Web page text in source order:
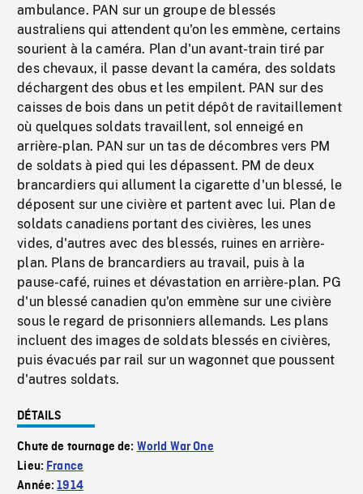
ambulance. PAN sur un groupe de blessés
australiens qui attendent qu'on les emmène, certains
sourient à la caméra. Plan d'un avant-train tiré par
des chevaux, il passe devant la caméra, des soldats
déchargent des obus et les empilent. PAN sur des
caisses de bois dans un petit dépôt de ravitaillement
où quelques soldats travaillent, sol enneigé en
arrière-plan. PAN sur un tas de décombres vers PM
de soldats à pied qui les dépassent. PM de deux
brancardiers qui allument la cigarette d'un blessé, le
déposent sur une civière et partent avec lui. Plan de
soldats canadiens portant des civières, les unes
vides, d'autres avec des blessés, ruines en arrière-
plan. Plans de brancardiers au travail, puis à la
pause-café, ruines et dévastation en arrière-plan. PG
d'un blessé canadien qu'on emmène sur une civière
sous le regard de prisonniers allemands. Les plans
incluent des images de soldats blessés en civières,
puis évacués par rail sur un wagonnet que poussent
d'autres soldats.
DÉTAILS
Chute de tournage de: World War One
Lieu: France
Année:1914